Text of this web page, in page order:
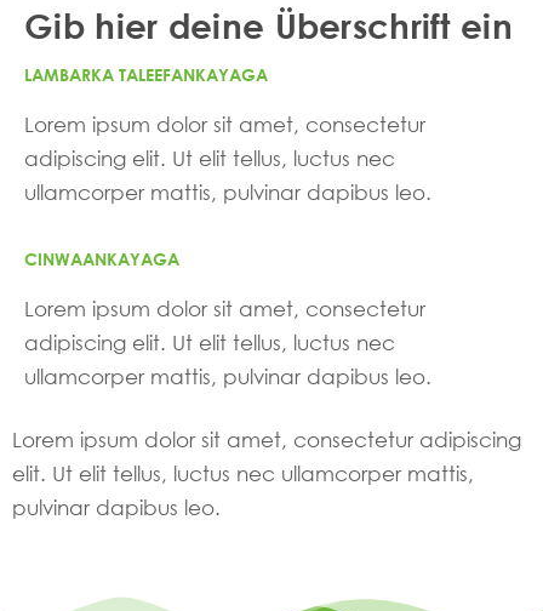
Gib hier deine Überschrift ein
LAMBARKA TALEEFANKAYAGA
Lorem ipsum dolor sit amet, consectetur
adipiscing elit. Ut elit tellus, luctus nec
ullamcorper mattis, pulvinar dapibus leo.
CINWAANKAYAGA
Lorem ipsum dolor sit amet, consectetur
adipiscing elit. Ut elit tellus, luctus nec
ullamcorper mattis, pulvinar dapibus leo.
Lorem ipsum dolor sit amet, consectetur adipiscing
elit. Ut elit tellus, luctus nec ullamcorper mattis,
pulvinar dapibus leo.